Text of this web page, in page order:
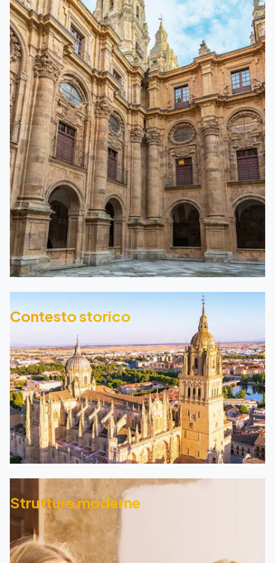
Contesto storico
Strutture moderne